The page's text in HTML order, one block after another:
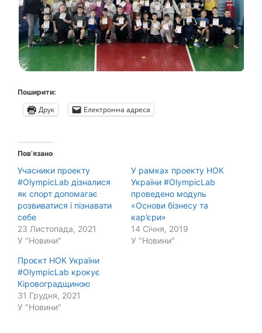
Поширити:
Друк Електронна адреса
Пов’язано
Учасники проекту
#OlympicLab дізналися
як спорт допомагає
розвиватися і пізнавати
себе
23 Листопада, 2021
У "Новини"
У рамках проекту НОК
України #OlympicLab
проведено модуль
«Основи бізнесу та
кар’єри»
14 Січня, 2019
У "Новини"
Проєкт НОК України
#OlympicLab крокує
Кіровоградщиною
31 Грудня, 2021
У "Новини"